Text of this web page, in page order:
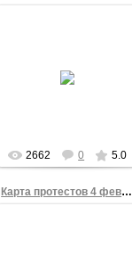
время акции "Омск - за
2662 0 5.0
Карта протестов 4 февраля